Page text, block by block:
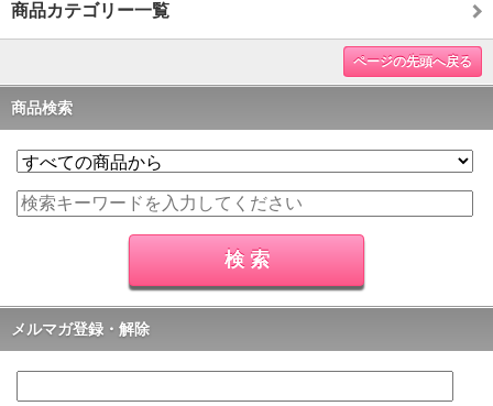
商品カテゴリー一覧
ページの先頭へ戻る
商品検索
メルマガ登録・解除